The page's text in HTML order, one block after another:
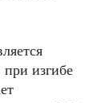
при изгибе